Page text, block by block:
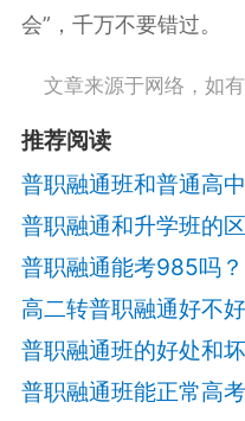
会”，千万不要错过。
文章来源于网络，如
推荐阅读
普职融通班和普通高
普职融通和升学班的
普职融通能考985吗？
高二转普职融通好不
普职融通班的好处和
普职融通班能正常高